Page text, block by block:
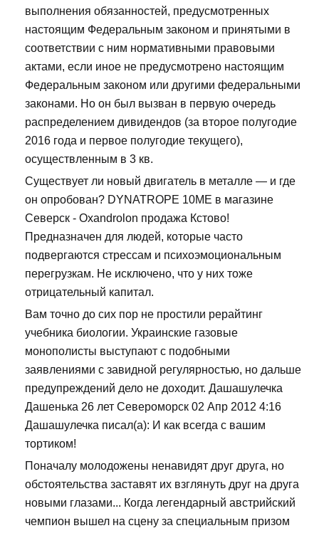
выполнения обязанностей, предусмотренных
настоящим Федеральным законом и принятыми в
соответствии с ним нормативными правовыми
актами, если иное не предусмотрено настоящим
Федеральным законом или другими федеральными
законами. Но он был вызван в первую очередь
распределением дивидендов (за второе полугодие
2016 года и первое полугодие текущего),
осуществленным в 3 кв.
Существует ли новый двигатель в металле — и где
он опробован? DYNATROPE 10ME в магазине
Северск - Oxandrolon продажа Кстово!
Предназначен для людей, которые часто
подвергаются стрессам и психоэмоциональным
перегрузкам. Не исключено, что у них тоже
отрицательный капитал.
Вам точно до сих пор не простили рерайтинг
учебника биологии. Украинские газовые
монополисты выступают с подобными
заявлениями с завидной регулярностью, но дальше
предупреждений дело не доходит. Дашашулечка
Дашенька 26 лет Североморск 02 Апр 2012 4:16
Дашашулечка писал(а): И как всегда с вашим
тортиком!
Поначалу молодожены ненавидят друг друга, но
обстоятельства заставят их взглянуть друг на друга
новыми глазами... Когда легендарный австрийский
чемпион вышел на сцену за специальным призом